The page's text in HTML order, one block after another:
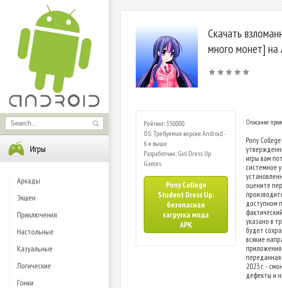
Игры
Аркады
Экшен
Приключения
Настольные
Казуальные
Логические
Гонки
Скачать
много монет]
Рейтинг: 350000
OS: Требуемая версия Android -
6 и выше
Разработчик: Girl Dress Up
Games
Pony College
Student Dress Up:
безопасная
загрузка мода
APK
Описание
Pony
игры вам
системное
оцените
доступном
указано в
будет
всякие
переданная
2023 г. -
дефекты и